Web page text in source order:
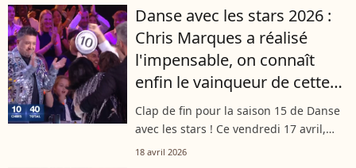
jurées de l'émission, Fauve...
Danse avec les stars 2026 :
Chris Marques a réalisé
l'impensable, on connaît
enfin le vainqueur de cette
saison 15
Clap de fin pour la saison 15 de Danse
avec les stars ! Ce vendredi 17 avril,
Juju Fitcats, Samuel Bambi et Emma
18 avril 2026